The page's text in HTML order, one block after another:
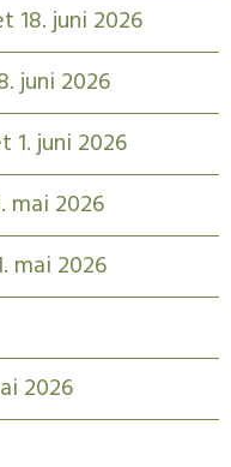
18. juni 2026
juni 2026
1. juni 2026
mai 2026
mai 2026
2026